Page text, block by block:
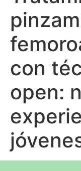
con
open: